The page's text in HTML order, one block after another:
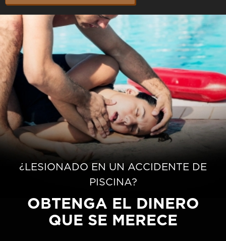
¿LESIONADO EN UN ACCIDENTE DE
PISCINA?
OBTENGA EL DINERO
QUE SE MERECE